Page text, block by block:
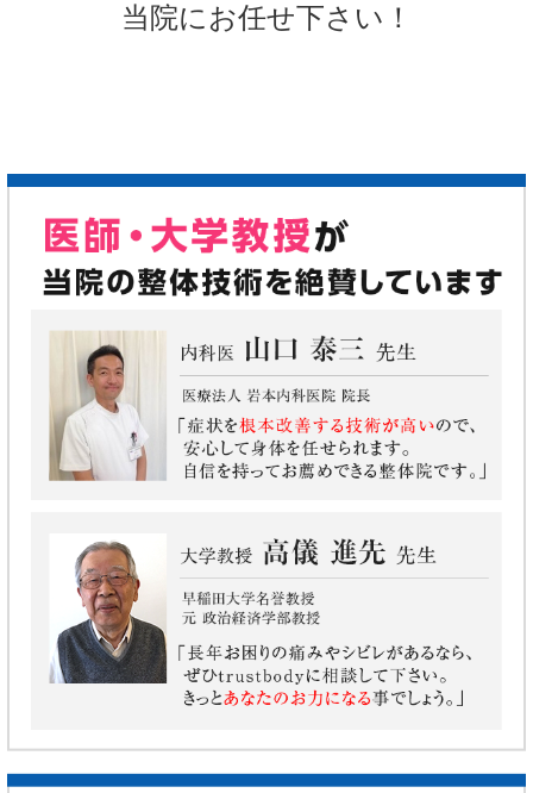
当院にお任せ下さい！